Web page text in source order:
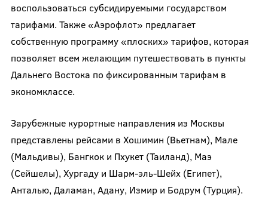
воспользоваться субсидируемыми государством
тарифами. Также «Аэрофлот» предлагает
собственную программу «плоских» тарифов, которая
позволяет всем желающим путешествовать в пункты
Дальнего Востока по фиксированным тарифам в
экономклассе.
Зарубежные курортные направления из Москвы
представлены рейсами в Хошимин (Вьетнам), Мале
(Мальдивы), Бангкок и Пхукет (Таиланд), Маэ
(Сейшелы), Хургаду и Шарм-эль-Шейх (Египет),
Анталью, Даламан, Адану, Измир и Бодрум (Турция).